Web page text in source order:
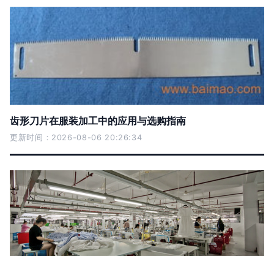
齿形刀片在服装加工中的应用与选购指南
更新时间：2026-08-06 20:26:34